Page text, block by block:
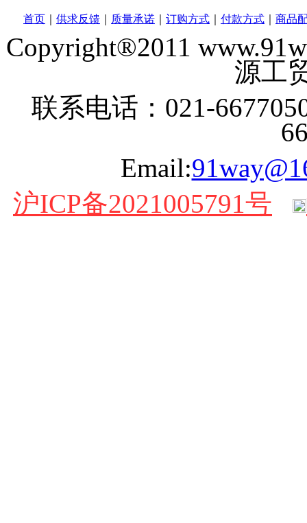
首页 供求反馈 质量承诺 订购方式 付款方式 商品
Copyright®2011
源工
联系电话：021-
Email:
沪ICP备2021005791号